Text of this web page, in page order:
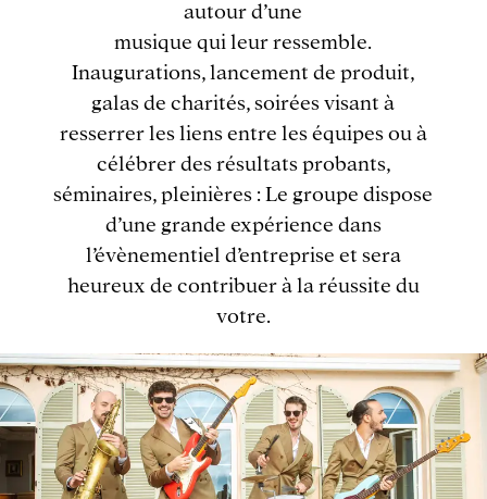
autour d’une
musique qui leur ressemble.
Inaugurations, lancement de produit,
galas de charités, soirées visant à
resserrer les liens entre les équipes ou à
célébrer des résultats probants,
séminaires, pleinières : Le groupe dispose
d’une grande expérience dans
l’évènementiel d’entreprise et sera
heureux de contribuer à la réussite du
votre.